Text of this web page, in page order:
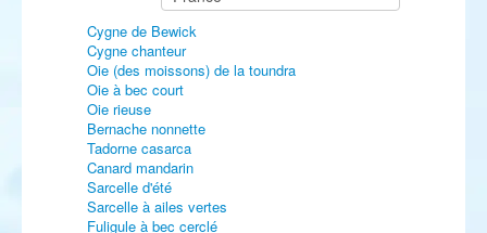
Cygne de Bewick
Cygne chanteur
Oie (des moissons) de la toundra
Oie à bec court
Oie rieuse
Bernache nonnette
Tadorne casarca
Canard mandarin
Sarcelle d'été
Sarcelle à ailes vertes
Fuligule à bec cerclé